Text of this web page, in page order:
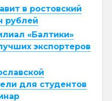
в ростовский
рублей
«Балтики»
экспортеров
для студентов